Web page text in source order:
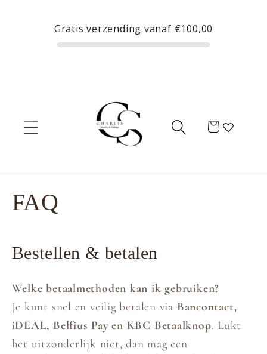
Gratis verzending vanaf €100,00
content
Winkelwagen
FAQ
Bestellen & betalen
Welke betaalmethoden kan ik gebruiken?
Je kunt snel en veilig betalen via Bancontact,
iDEAL, Belfius Pay en KBC Betaalknop. Lukt
het uitzonderlijk niet, dan mag een